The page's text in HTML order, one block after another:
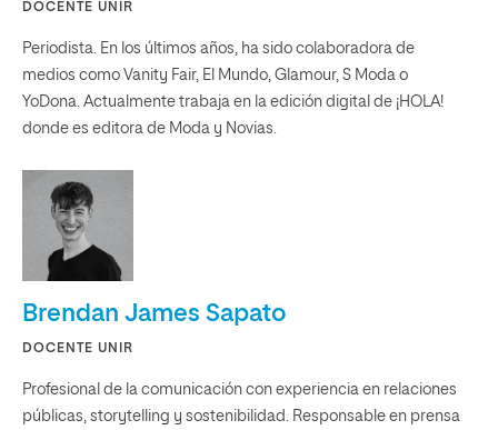
DOCENTE UNIR
Periodista. En los últimos años, ha sido colaboradora de
medios como Vanity Fair, El Mundo, Glamour, S Moda o
YoDona. Actualmente trabaja en la edición digital de ¡HOLA!
donde es editora de Moda y Novias.
Brendan James Sapato
DOCENTE UNIR
Profesional de la comunicación con experiencia en relaciones
públicas, storytelling y sostenibilidad. Responsable en prensa